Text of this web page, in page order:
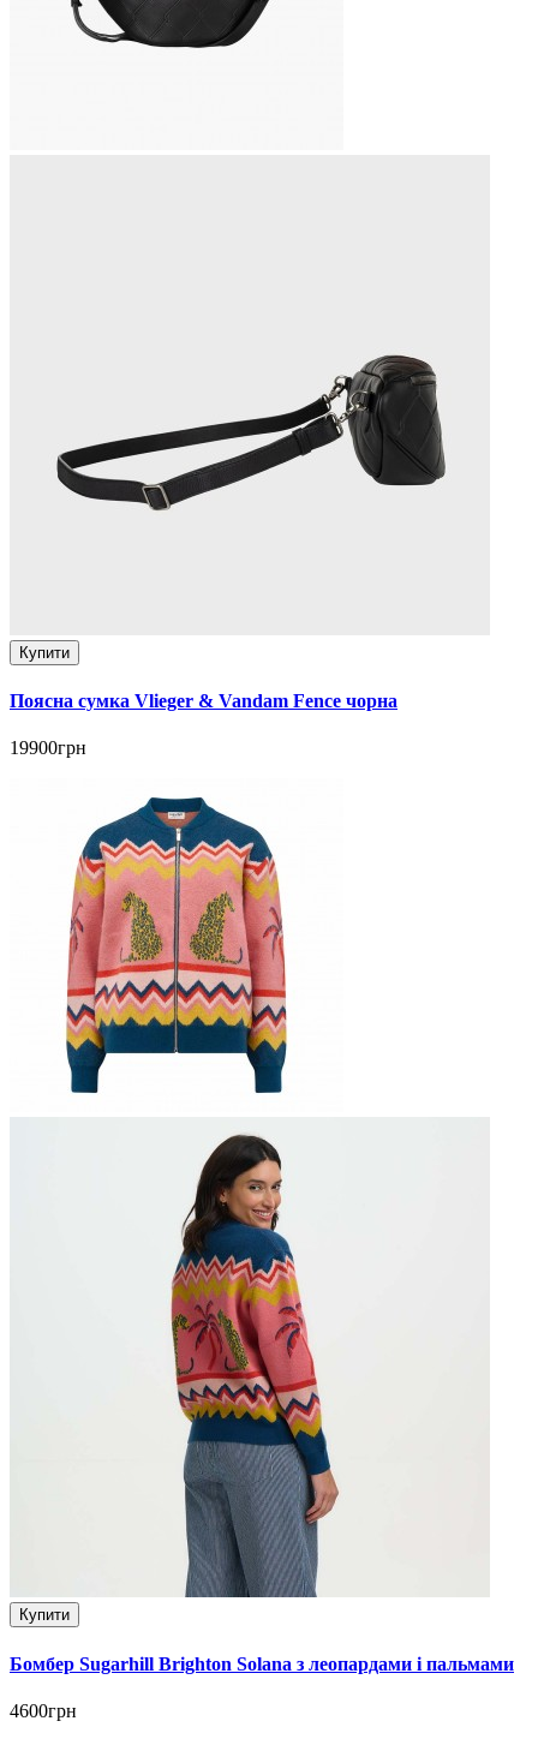
Купити
Поясна сумка Vlieger & Vandam Fence чорна
19900грн
Купити
Бомбер Sugarhill Brighton Solana з леопардами і пальмами
4600грн